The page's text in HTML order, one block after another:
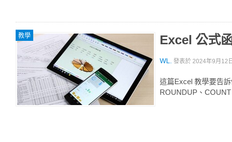
教學 Excel 公式
WL. 發表於 2024年9月12
這篇Excel 教學要告
ROUNDUP、